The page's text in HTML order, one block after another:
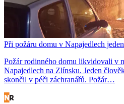
Při požáru domu v Napajedlech
Požár rodinného domu likvidovali v
Napajedlech na Zlínsku. Jeden
skončil v péči záchranářů. Požár…